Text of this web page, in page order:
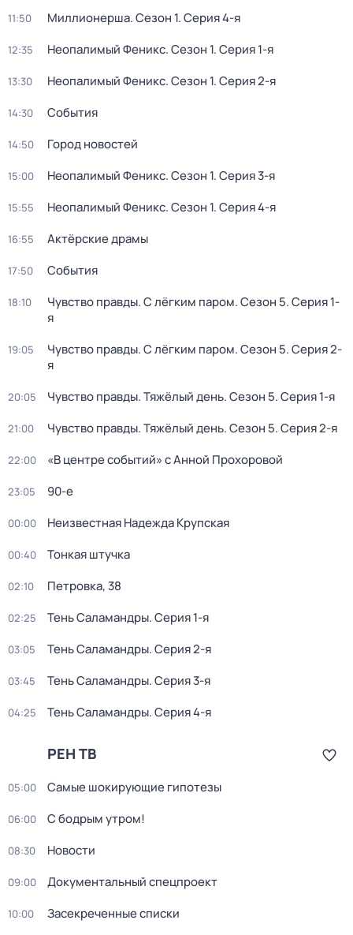
11:50 Миллионерша. Сезон 1. Серия 4-я
12:35 Неопалимый Феникс. Сезон 1. Серия 1-я
13:30 Неопалимый Феникс. Сезон 1. Серия 2-я
14:30 События
14:50 Город новостей
15:00 Неопалимый Феникс. Сезон 1. Серия 3-я
15:55 Неопалимый Феникс. Сезон 1. Серия 4-я
16:55 Актёрские драмы
17:50 События
18:10 Чувство правды. С лёгким паром. Сезон 5. Серия 1-
я
19:05 Чувство правды. С лёгким паром. Сезон 5. Серия 2-
я
20:05 Чувство правды. Тяжёлый день. Сезон 5. Серия 1-я
21:00 Чувство правды. Тяжёлый день. Сезон 5. Серия 2-я
22:00 «В центре событий» с Анной Прохоровой
23:05 90-е
00:00 Неизвестная Надежда Крупская
00:40 Тонкая штучка
02:10 Петровка, 38
02:25 Тень Саламандры. Серия 1-я
03:05 Тень Саламандры. Серия 2-я
03:45 Тень Саламандры. Серия 3-я
04:25 Тень Саламандры. Серия 4-я
РЕН ТВ
05:00 Самые шoкиpующие гипотезы
06:00 С бодрым утром!
08:30 Новости
09:00 Документальный спецпроект
10:00 Заcекрeченные списки